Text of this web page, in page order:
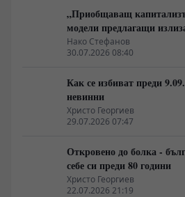
„Приобщаващ
модели предлагащи
неолиберализма
Нако Стефанов
30.07.2026 08:40
Как се избиват преди
невинни
Христо Георгиев
29.07.2026 07:47
Откровено до болка -
себе си преди 80 години
Христо Георгиев
22.07.2026 21:19